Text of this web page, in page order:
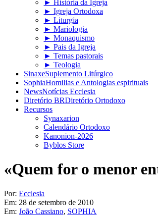
► História da Igreja
► Igreja Ortodoxa
► Liturgia
► Mariologia
► Monaquismo
► Pais da Igreja
► Temas pastorais
► Teologia
SinaxeSuplemento Litúrgico
SophiaHomilias e Antologias espirituais
NewsNotícias Ecclesia
Diretório BRDiretório Ortodoxo
Recursos
Synaxarion
Calendário Ortodoxo
Kanonion-2026
Byblos Store
«Quem for o menor
Por: Ecclesia
Em: 28 de setembro de 2010
Em: João Cassiano, SOPHIA